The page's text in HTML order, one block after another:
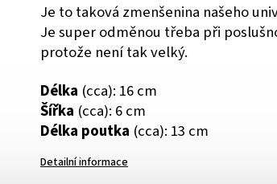
Je to taková zmenšenina našeho
Je super odměnou třeba při
protože není tak velký.
Délka (cca): 16 cm
Šířka (cca): 6 cm
Délka poutka (cca): 13 cm
Detailní informace